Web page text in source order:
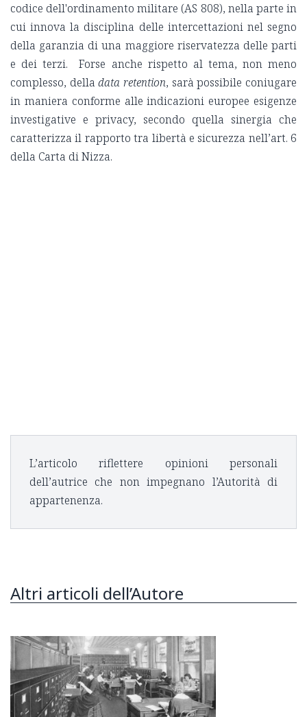
codice dell'ordinamento militare (AS 808), nella parte in
cui innova la disciplina delle intercettazioni nel segno
della garanzia di una maggiore riservatezza delle parti
e dei terzi. Forse anche rispetto al tema, non meno
complesso, delladata retention, sarà possibile coniugare
in maniera conforme alle indicazioni europee esigenze
investigative e privacy, secondo quella sinergia che
caratterizza il rapporto tra libertà e sicurezza nell’art. 6
della Carta di Nizza.
L’articolo riflettere opinioni personali
dell’autrice che non impegnano l’Autorità di
appartenenza.
Altri articoli dell’Autore